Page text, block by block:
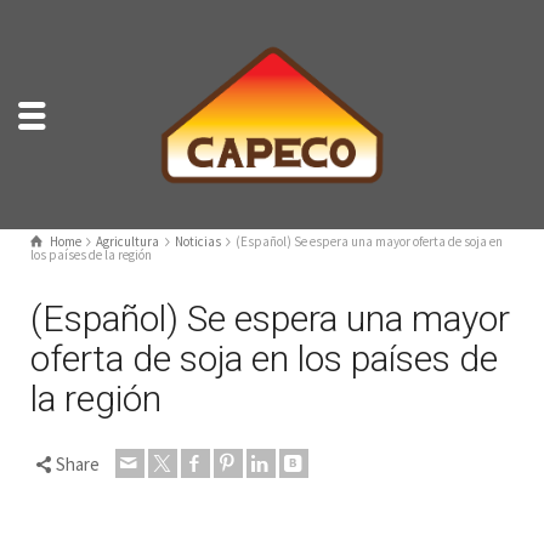
Home Agricultura Noticias (Español) Se espera una mayor oferta de soja en
los países de la región
(Español) Se espera una mayor
oferta de soja en los países de
la región
Share